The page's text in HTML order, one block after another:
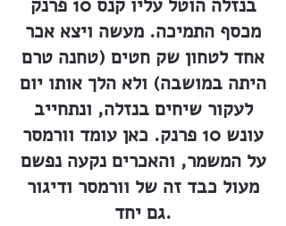
בנזלה הוטל עליו קנס 10 פרנק
מכסף התמיכה. מעשה ויצא אכר
אחד לטחון שק חטים (טחנה טרם
היתה במושבה) ולא הלך אותו יום
לעקור שיחים בנזלה, ונתחייב
עונש 10 פרנק. כאן עומד וורמסר
על המשמר, והאכרים נקעה נפשם
מעול כבד זה של וורמסר ודיגור
גם יחד.